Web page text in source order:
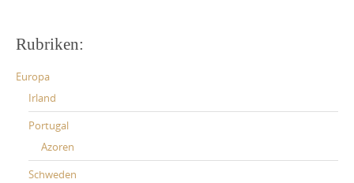
Rubriken:
Europa
Irland
Portugal
Azoren
Schweden